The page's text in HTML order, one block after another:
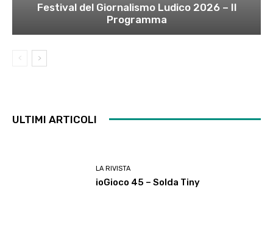
Festival del Giornalismo Ludico 2026 – Il
Programma
ULTIMI ARTICOLI
LA RIVISTA
ioGioco 45 – Solda Tiny